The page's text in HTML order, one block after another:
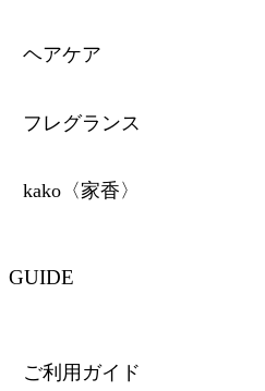
ヘアケア
フレグランス
kako〈家香〉
GUIDE
ご利用ガイド